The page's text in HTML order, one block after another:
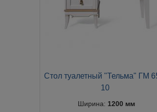
Стол туалетный "Тельма" ГМ
10
Ширина: 1200 мм